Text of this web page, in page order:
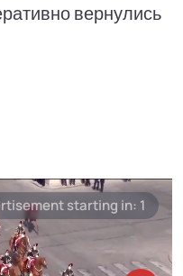
вернулись